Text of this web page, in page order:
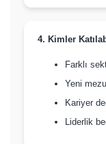
4. Kimler
Farklı
Yeni
Kariyer
Liderlik